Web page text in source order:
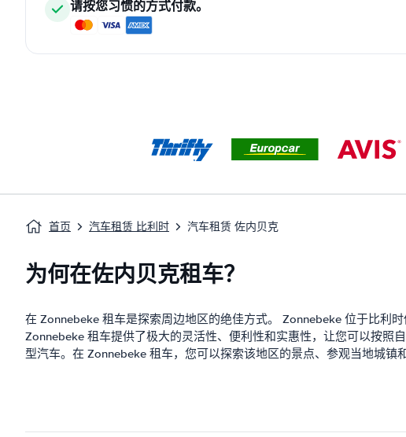
请按您习惯的方式付款。
首页 汽车租赁 比利时 汽车租赁 佐内贝克
为何在佐内贝克租车？
在 Zonnebeke 租车是探索周边地区的绝佳方式。 Zonnebeke 位于比利
Zonnebeke 租车提供了极大的灵活性、便利性和实惠性，让您可以按照
型汽车。在 Zonnebeke 租车，您可以探索该地区的景点、参观当地城镇